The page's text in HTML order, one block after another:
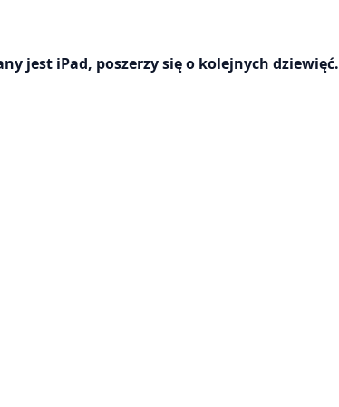
jest iPad, poszerzy się o kolejnych dziewięć.